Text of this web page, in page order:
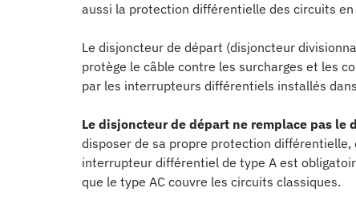
aussi la protection différentielle des circuits en
Le disjoncteur de départ (disjoncteur
protège le câble contre les surcharges et les
par les interrupteurs différentiels installés
Le disjoncteur de départ ne remplace pas
disposer de sa propre protection
interrupteur différentiel de type A est
que le type AC couvre les circuits classiques.